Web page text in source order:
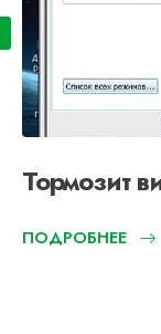
Тормозит
ПОДРОБНЕЕ